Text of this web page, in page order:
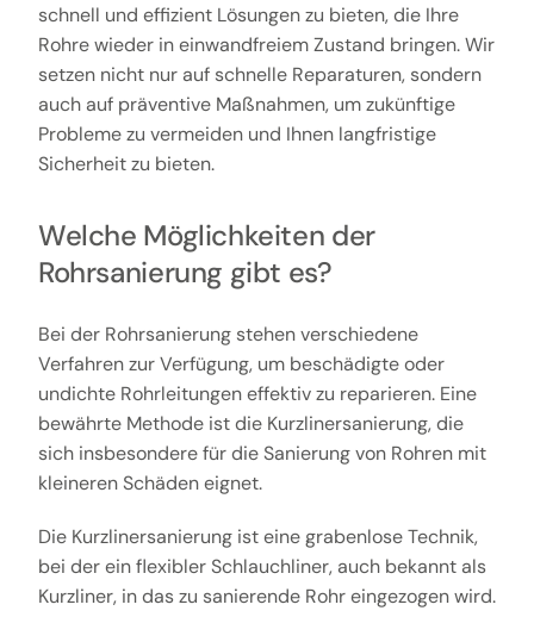
schnell und effizient Lösungen zu bieten, die Ihre
Rohre wieder in einwandfreiem Zustand bringen. Wir
setzen nicht nur auf schnelle Reparaturen, sondern
auch auf präventive Maßnahmen, um zukünftige
Probleme zu vermeiden und Ihnen langfristige
Sicherheit zu bieten.
Welche Möglichkeiten der
Rohrsanierung gibt es?
Bei der Rohrsanierung stehen verschiedene
Verfahren zur Verfügung, um beschädigte oder
undichte Rohrleitungen effektiv zu reparieren. Eine
bewährte Methode ist die Kurzlinersanierung, die
sich insbesondere für die Sanierung von Rohren mit
kleineren Schäden eignet.
Die Kurzlinersanierung ist eine grabenlose Technik,
bei der ein flexibler Schlauchliner, auch bekannt als
Kurzliner, in das zu sanierende Rohr eingezogen wird.